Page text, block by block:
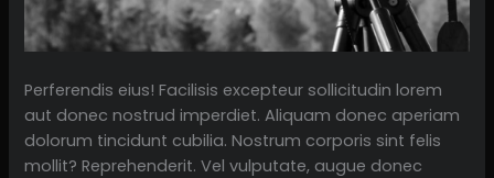
Perferendis eius! Facilisis excepteur sollicitudin lorem
aut donec nostrud imperdiet. Aliquam donec aperiam
dolorum tincidunt cubilia. Nostrum corporis sint felis
mollit? Reprehenderit. Vel vulputate, augue donec